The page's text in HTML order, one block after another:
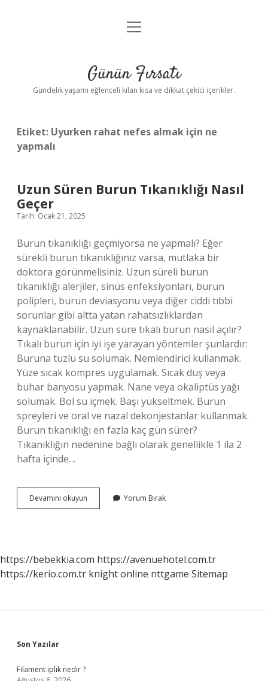
Anasayfa
Yasal Uyarı
menüyü
Günün Fırsatı
Gündelik yaşamı eğlenceli kılan kısa ve dikkat çekici içerikler.
Etiket: Uyurken rahat nefes almak için ne
yapmalı
Uzun Süren Burun Tıkanıklığı Nasıl
Geçer
Tarih: Ocak 21, 2025
Burun tıkanıklığı geçmiyorsa ne yapmalı? Eğer
sürekli burun tıkanıklığınız varsa, mutlaka bir
doktora görünmelisiniz. Uzun süreli burun
tıkanıklığı alerjiler, sinüs enfeksiyonları, burun
polipleri, burun deviasyonu veya diğer ciddi tıbbi
sorunlar gibi altta yatan rahatsızlıklardan
kaynaklanabilir. Uzun süre tıkalı burun nasıl açılır?
Tıkalı burun için iyi işe yarayan yöntemler şunlardır:
Buruna tuzlu su solumak. Nemlendirici kullanmak.
Yüze sıcak kompres uygulamak. Sıcak duş veya
buhar banyosu yapmak. Nane veya okaliptüs yağı
solumak. Bol su içmek. Başı yükseltmek. Burun
spreyleri ve oral ve nazal dekonjestanlar kullanmak.
Burun tıkanıklığı en fazla kaç gün sürer?
Tıkanıklığın nedenine bağlı olarak genellikle 1 ila 2
hafta içinde…
Devamını okuyun
Süren
Yorum Bırak
https://bebekkia.com https://avenuehotel.com.tr
https://kerio.com.tr knight online nttgame Sitemap
Sidebar
Son Yazılar
Filament iplik nedir ?